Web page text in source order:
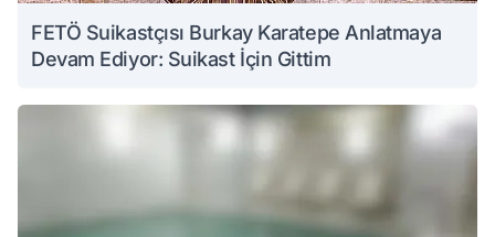
FETÖ Suikastçısı Burkay Karatepe Anlatmaya
Devam Ediyor: Suikast İçin Gittim